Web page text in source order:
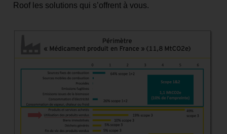
Roof les solutions qui s’offrent à vous.